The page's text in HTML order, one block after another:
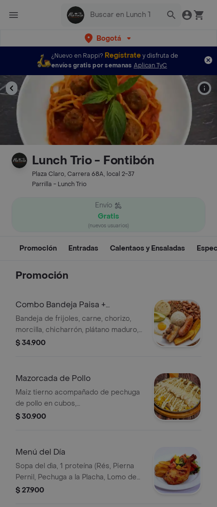
Bogotá
¿Nuevo en Rappi? Regístratey disfruta de
envíos gratis por semanas Aplican TyC
Lunch Trio - Fontibón
Plaza Claro, Carrera 68A, local 2-37
Parrilla - Lunch Trio
Envío
Gratis
(nuevos usuarios)
Promoción Entradas Calentaos y Ensaladas
Promoción
Combo Bandeja Paisa +
Limonada
Bandeja de frijoles, carne, chorizo,
morcilla, chicharrón, plátano maduro,
aguacate, huevo frito y arroz blanco.
$ 34.900
Mazorcada de Pollo
Maiz tierno acompañado de pechuga
de pollo en cubos,
champiñones,queso mozzarella y
$ 30.900
Menú del Día
Sopa del dìa, 1 proteína (Rés, Pierna
Pernil, Pechuga a la Placha, Lomo de
Cerdo Asado), 3 acompañamientos y
$ 27.900